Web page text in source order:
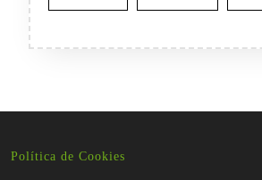
Política de Cookies